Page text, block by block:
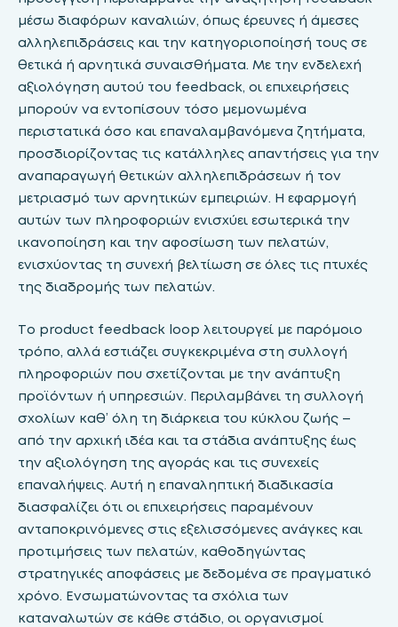
μέσω διαφόρων καναλιών, όπως έρευνες ή άμεσες
αλληλεπιδράσεις και την κατηγοριοποίησή τους σε
θετικά ή αρνητικά συναισθήματα. Με την ενδελεχή
αξιολόγηση αυτού του feedback, οι επιχειρήσεις
μπορούν να εντοπίσουν τόσο μεμονωμένα
περιστατικά όσο και επαναλαμβανόμενα ζητήματα,
προσδιορίζοντας τις κατάλληλες απαντήσεις για την
αναπαραγωγή θετικών αλληλεπιδράσεων ή τον
μετριασμό των αρνητικών εμπειριών. Η εφαρμογή
αυτών των πληροφοριών ενισχύει εσωτερικά την
ικανοποίηση και την αφοσίωση των πελατών,
ενισχύοντας τη συνεχή βελτίωση σε όλες τις πτυχές
της διαδρομής των πελατών.
Το product feedback loop λειτουργεί με παρόμοιο
τρόπο, αλλά εστιάζει συγκεκριμένα στη συλλογή
πληροφοριών που σχετίζονται με την ανάπτυξη
προϊόντων ή υπηρεσιών. Περιλαμβάνει τη συλλογή
σχολίων καθ’ όλη τη διάρκεια του κύκλου ζωής –
από την αρχική ιδέα και τα στάδια ανάπτυξης έως
την αξιολόγηση της αγοράς και τις συνεχείς
επαναλήψεις. Αυτή η επαναληπτική διαδικασία
διασφαλίζει ότι οι επιχειρήσεις παραμένουν
ανταποκρινόμενες στις εξελισσόμενες ανάγκες και
προτιμήσεις των πελατών, καθοδηγώντας
στρατηγικές αποφάσεις με δεδομένα σε πραγματικό
χρόνο. Ενσωματώνοντας τα σχόλια των
καταναλωτών σε κάθε στάδιο, οι οργανισμοί